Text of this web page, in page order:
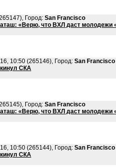
Город: San Francisco
«Верю, что ВХЛ даст молодежи
10:50 (265146), Город: San Francisco
СКА
Город: San Francisco
«Верю, что ВХЛ даст молодежи
10:50 (265144), Город: San Francisco
СКА